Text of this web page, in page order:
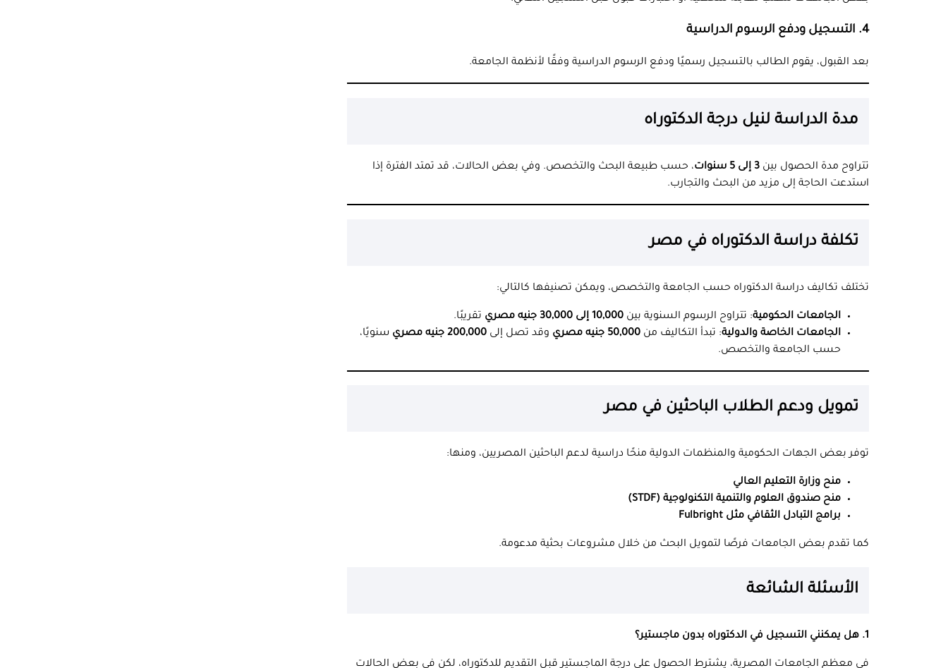
4. التسجيل ودفع الرسوم الدراسية
بعد القبول، يقوم الطالب بالتسجيل رسميًا ودفع الرسوم الدراسية وفقًا لأنظمة الجامعة.
مدة الدراسة لنيل درجة الدكتوراه
تتراوح مدة الحصول بين3 إلى 5 سنوات
، حسب طبيعة البحث والتخصص. وفي بعض الحالات، قد تمتد الفترة إذا
استدعت الحاجة إلى مزيد من البحث والتجارب.
تكلفة دراسة الدكتوراه في مصر
تختلف تكاليف دراسة الدكتوراه حسب الجامعة والتخصص، ويمكن تصنيفها كالتالي:
الجامعات الحكومية: تتراوح الرسوم السنوية بين10,000 إلى 30,000 جنيه مصري
تقريبًا.
الجامعات الخاصة والدولية: تبدأ التكاليف من50,000 جنيه مصري وقد تصل إلى200,000 جنيه مصري
سنويًا،
حسب الجامعة والتخصص.
تمويل ودعم الطلاب الباحثين في مصر
توفر بعض الجهات الحكومية والمنظمات الدولية منحًا دراسية لدعم الباحثين المصريين، ومنها:
منح وزارة التعليم العالي
منح صندوق العلوم والتنمية التكنولوجية (STDF)
برامج التبادل الثقافي مثل Fulbright
كما تقدم بعض الجامعات فرصًا لتمويل البحث من خلال مشروعات بحثية مدعومة.
الأسئلة الشائعة
1. هل يمكنني التسجيل في الدكتوراه بدون ماجستير؟
في معظم الجامعات المصرية، يشترط الحصول على درجة الماجستير قبل التقديم للدكتوراه، لكن في بعض الحالات